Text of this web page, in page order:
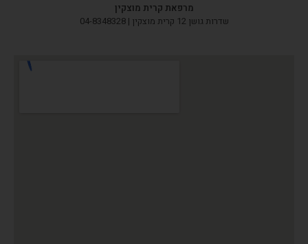
מרפאת קרית מוצקין
שדרות גושן 12 קרית מוצקין | 04-8348328